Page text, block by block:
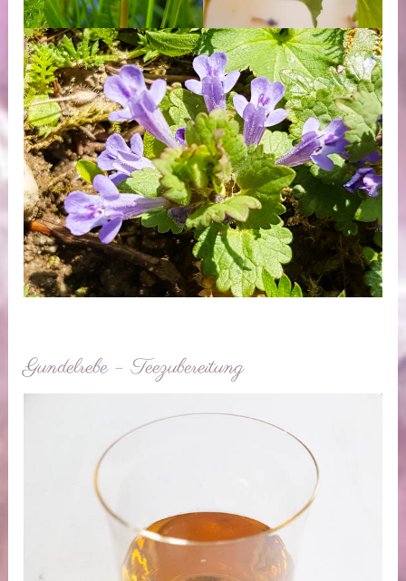
Gundelrebe – Teezubereitung